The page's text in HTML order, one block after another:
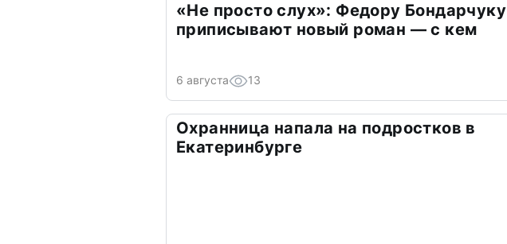
«Не просто слух»: Федору Бондарчуку
приписывают новый роман — с кем
6 августа 13
Охранница напала на подростков в
Екатеринбурге